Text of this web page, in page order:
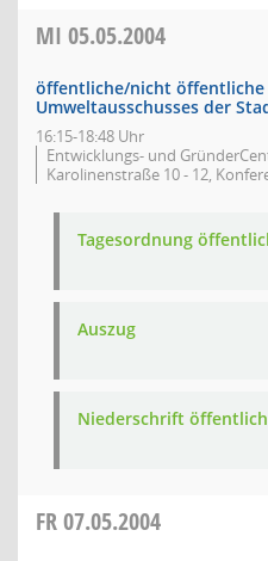
MI 05.05.2004
öffentliche/nicht öffentliche
Umweltausschusses der
16:15-18:48 Uhr
Entwicklungs- und
Karolinenstraße 10 - 12,
Tagesordnung
Auszug
Niederschrift öffentlich
FR07.05.2004